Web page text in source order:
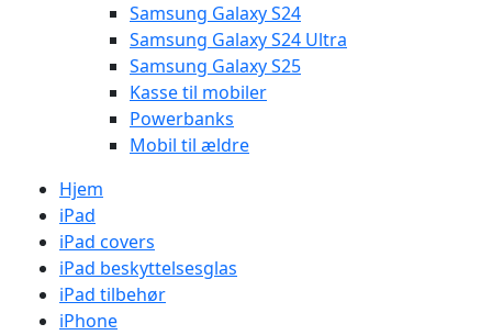
Samsung Galaxy S24
Samsung Galaxy S24 Ultra
Samsung Galaxy S25
Kasse til mobiler
Powerbanks
Mobil til ældre
Hjem
iPad
iPad covers
iPad beskyttelsesglas
iPad tilbehør
iPhone